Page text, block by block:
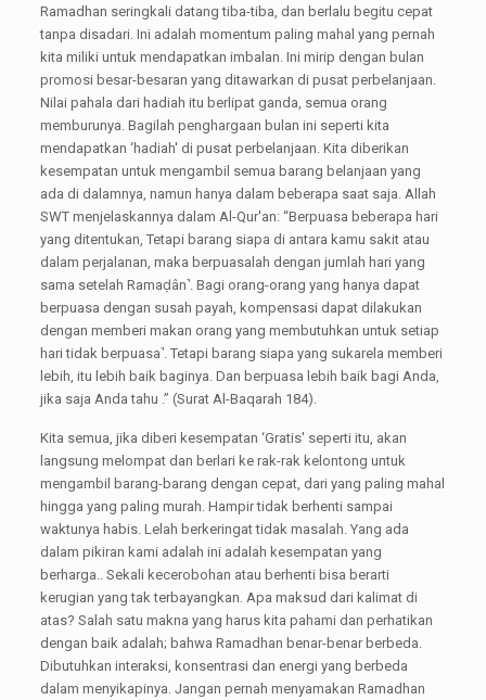
Ramadhan seringkali datang tiba-tiba, dan berlalu begitu cepat
tanpa disadari. Ini adalah momentum paling mahal yang pernah
kita miliki untuk mendapatkan imbalan. Ini mirip dengan bulan
promosi besar-besaran yang ditawarkan di pusat perbelanjaan.
Nilai pahala dari hadiah itu berlipat ganda, semua orang
memburunya. Bagilah penghargaan bulan ini seperti kita
mendapatkan ‘hadiah' di pusat perbelanjaan. Kita diberikan
kesempatan untuk mengambil semua barang belanjaan yang
ada di dalamnya, namun hanya dalam beberapa saat saja. Allah
SWT menjelaskannya dalam Al-Qur'an: “Berpuasa beberapa hari
yang ditentukan, Tetapi barang siapa di antara kamu sakit atau
dalam perjalanan, maka berpuasalah dengan jumlah hari yang
sama setelah Ramaḍân˺. Bagi orang-orang yang hanya dapat
berpuasa dengan susah payah, kompensasi dapat dilakukan
dengan memberi makan orang yang membutuhkan untuk setiap
hari tidak berpuasa˺. Tetapi barang siapa yang sukarela memberi
lebih, itu lebih baik baginya. Dan berpuasa lebih baik bagi Anda,
jika saja Anda tahu .” (Surat Al-Baqarah 184).
Kita semua, jika diberi kesempatan ‘Gratis' seperti itu, akan
langsung melompat dan berlari ke rak-rak kelontong untuk
mengambil barang-barang dengan cepat, dari yang paling mahal
hingga yang paling murah. Hampir tidak berhenti sampai
waktunya habis. Lelah berkeringat tidak masalah. Yang ada
dalam pikiran kami adalah ini adalah kesempatan yang
berharga.. Sekali kecerobohan atau berhenti bisa berarti
kerugian yang tak terbayangkan. Apa maksud dari kalimat di
atas? Salah satu makna yang harus kita pahami dan perhatikan
dengan baik adalah; bahwa Ramadhan benar-benar berbeda.
Dibutuhkan interaksi, konsentrasi dan energi yang berbeda
dalam menyikapinya. Jangan pernah menyamakan Ramadhan